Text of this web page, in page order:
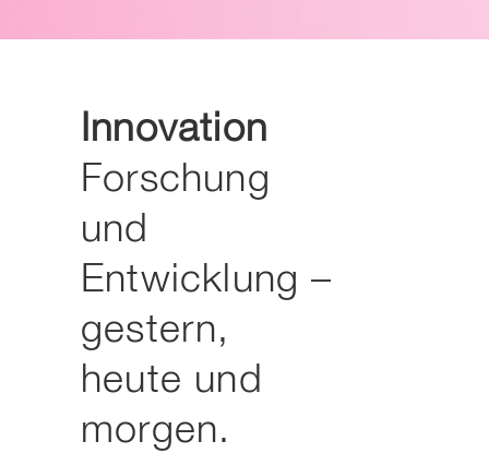
Innovation
Forschung
und
Entwicklung –
gestern,
heute und
morgen.